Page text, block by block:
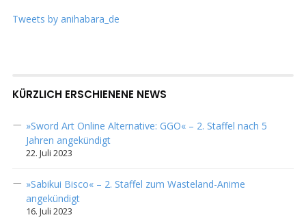
Tweets by anihabara_de
KÜRZLICH ERSCHIENENE NEWS
»Sword Art Online Alternative: GGO« – 2. Staffel nach 5
Jahren angekündigt
22. Juli 2023
»Sabikui Bisco« – 2. Staffel zum Wasteland-Anime
angekündigt
16. Juli 2023